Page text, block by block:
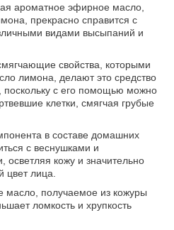
ароматное эфирное масло,
прекрасно справится с
видами высыпаний и
свойства, которыми
лимона, делают это средство
с его помощью можно
клетки, смягчая грубые
в составе домашних
с веснушками и
осветляя кожу и значительно
цвет лица.
масло, получаемое из кожуры
ломкость и хрупкость